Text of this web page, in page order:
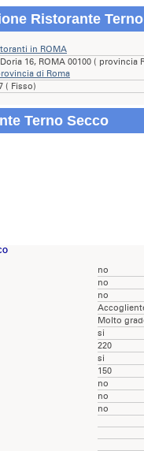
Ristorante
in ROMA
16, ROMA 00100 ( provincia
di Roma
( Fisso)
Terno Secco
no
no
no
Molto
si
220
si
150
no
no
no